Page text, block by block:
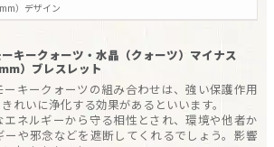
キークォーツ・水晶（クォーツ）マイナス
）ブレスレット
ーキークォーツの組み合わせは、強い保護作用
れいに浄化する効果があるといいます。
ネルギーから守る相性とされ、環境や他者か
ーや邪念などを遮断してくれるでしょう。影響
） デザイン